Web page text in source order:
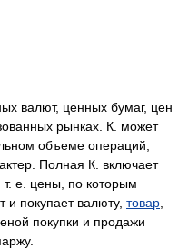
валют, ценных бумаг, цен
рынках. К. может
объеме операций,
Полная К. включает
т. е. цены, по которым
и покупает валюту, товар
покупки и продажи